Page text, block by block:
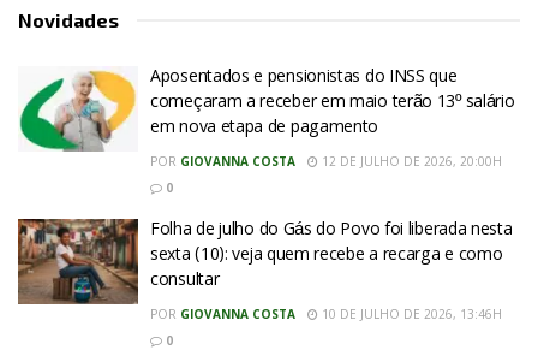
Novidades
Aposentados e pensionistas do INSS que
começaram a receber em maio terão 13º salário
em nova etapa de pagamento
POR GIOVANNA COSTA
12 DE JULHO DE 2026, 20:00H
0
Folha de julho do Gás do Povo foi liberada nesta
sexta (10): veja quem recebe a recarga e como
consultar
POR GIOVANNA COSTA
10 DE JULHO DE 2026, 13:46H
0